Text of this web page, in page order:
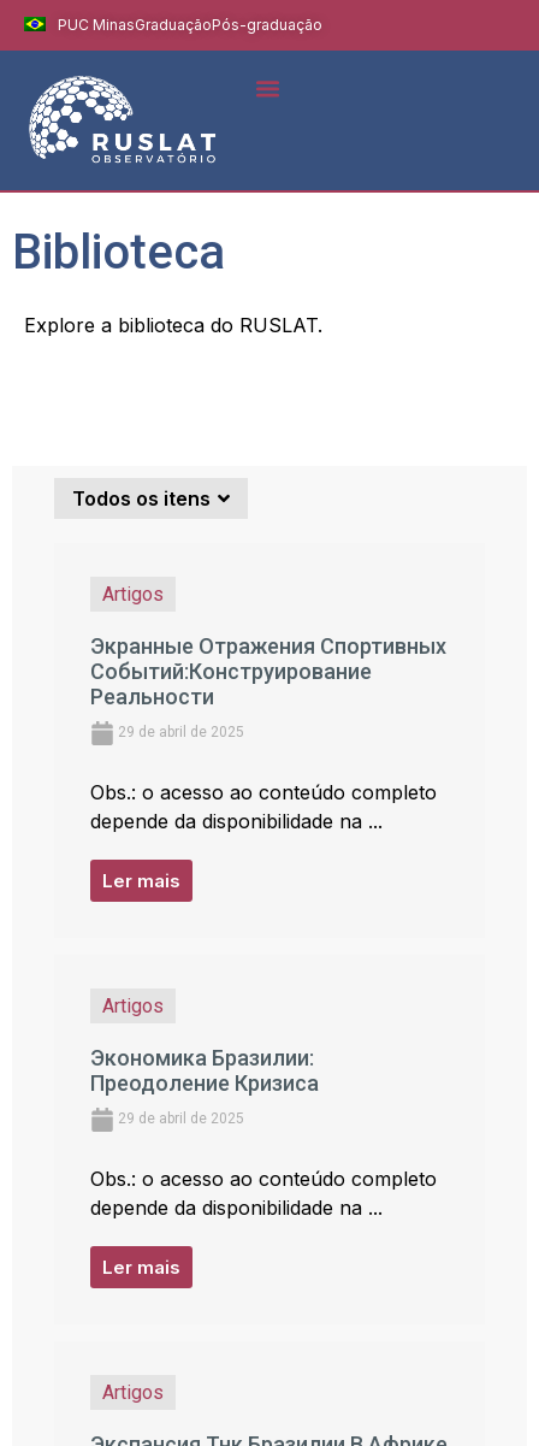
PUC MinasGraduaçãoPós-graduação
Biblioteca
Explore a biblioteca do RUSLAT.
Todos os itens
Artigos
Экранные Отражения Спортивных
Событий:Конструирование
Реальности
29 de abril de 2025
Obs.: o acesso ao conteúdo completo
depende da disponibilidade na ...
Ler mais
Artigos
Экономика Бразилии:
Преодоление Кризиса
29 de abril de 2025
Obs.: o acesso ao conteúdo completo
depende da disponibilidade na ...
Ler mais
Artigos